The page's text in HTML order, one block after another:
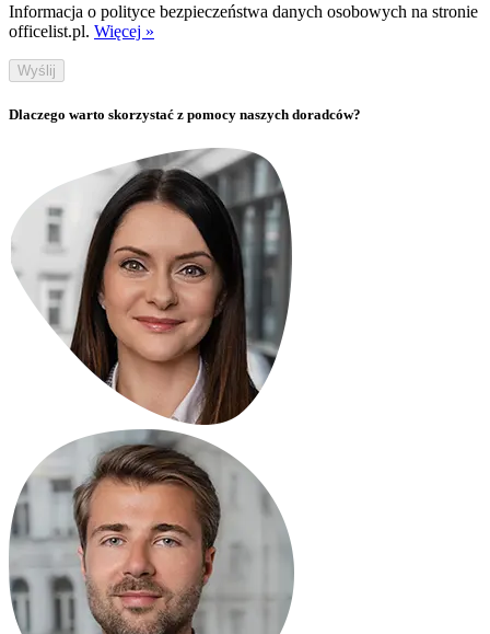
Informacja o polityce bezpieczeństwa danych osobowych na stronie
officelist.pl. Więcej »
Wyślij
Dlaczego warto skorzystać z pomocy naszych doradców?